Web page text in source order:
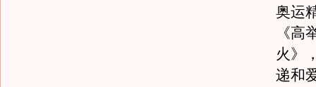
奥运
《高
火》
递和